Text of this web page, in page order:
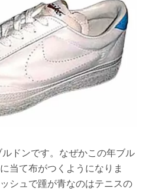
ドンです。なぜかこの年ブル
当て布がつくようになりま
シュで踵が青なのはテニスの